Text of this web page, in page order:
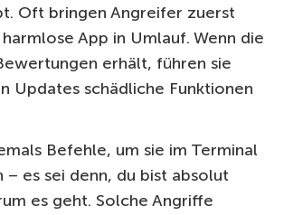
Oft bringen Angreifer zuerst
App in Umlauf. Wenn die
erhält, führen sie
Updates schädliche Funktionen
Befehle, um sie im Terminal
– es sei denn, du bist absolut
es geht. Solche Angriffe